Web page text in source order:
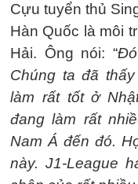
Cựu tuyển thủ
Hàn Quốc là môi
Hải. Ông nói: “
Chúng ta đã
làm rất tốt ở
đang làm rất
Nam Á đến đó.
này. J1-League